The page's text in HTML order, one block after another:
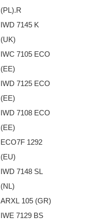
(PL).R
IWD 7145 K
(UK)
IWC 7105 ECO
(EE)
IWD 7125 ECO
(EE)
IWD 7108 ECO
(EE)
ECO7F 1292
(EU)
IWD 7148 SL
(NL)
ARXL 105 (GR)
IWE 7129 BS